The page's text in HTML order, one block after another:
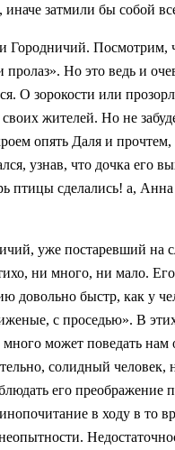
затмили бы собой
Посмотрим,
Но это ведь и
О зорокости или
жителей. Но не
опять Даля и
узнав, что дочка его
сделались! а,
уже постаревший на
ни много, ни мало.
довольно быстр, как у
с проседью». В
может поведать
солидный
его преображение
в ходу в то